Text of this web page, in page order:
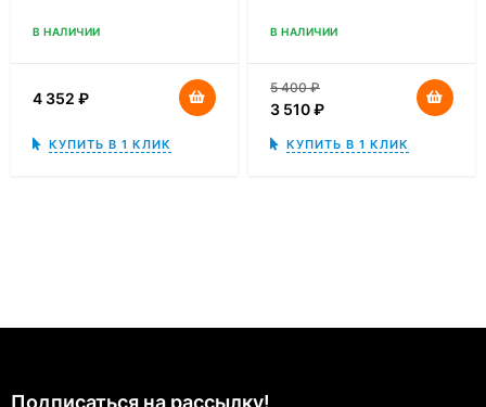
В НАЛИЧИИ
4 352 ₽
КУПИТЬ В 1 КЛИК
В НАЛИЧИИ
5 400₽
3 510₽
КУПИТЬ В 1 КЛИК
Подписаться на рассылкy!